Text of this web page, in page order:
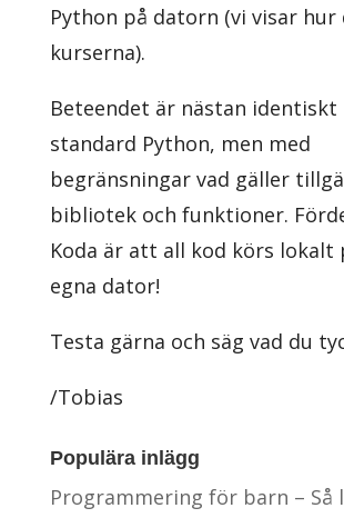
Python på datorn (vi visar hur
kurserna).
Beteendet är nästan identiskt
standard Python, men med
begränsningar vad gäller
bibliotek och funktioner.
Koda är att all kod körs lokalt
egna dator!
Testa gärna och säg vad du
/Tobias
Populära inlägg
Programmering för barn – Så